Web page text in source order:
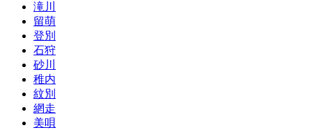
滝川
留萌
登別
石狩
砂川
稚内
紋別
網走
美唄